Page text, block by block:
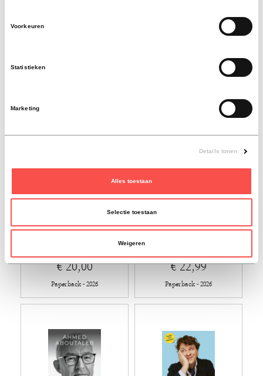
Voorkeuren
Statistieken
Marketing
Details tonen
Alles toestaan
Selectie toestaan
Weigeren
aleksej navalny
€ 20,00
Paperback - 2026
dafne schippers
€ 22,99
Paperback - 2026